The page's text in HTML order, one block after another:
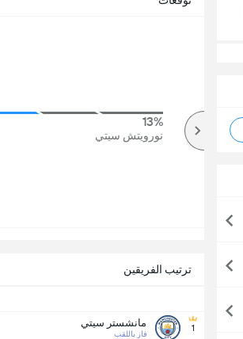
ترتيب الفريقين
1 مانشستر سيتي
فاز باللقب
13%
نورويتش سيتي